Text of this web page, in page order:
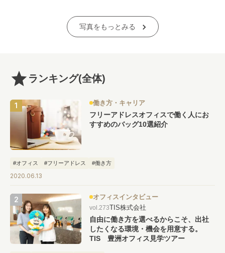
写真をもっとみる
ランキング(全体)
働き方・キャリア
フリーアドレスオフィスで働く人にお
すすめのバッグ10選紹介
#オフィス #フリーアドレス #働き方
2020.06.13
オフィスインタビュー
vol.273TIS株式会社
自由に働き方を選べるからこそ、出社
したくなる環境・機会を用意する。
TIS 豊洲オフィス見学ツアー